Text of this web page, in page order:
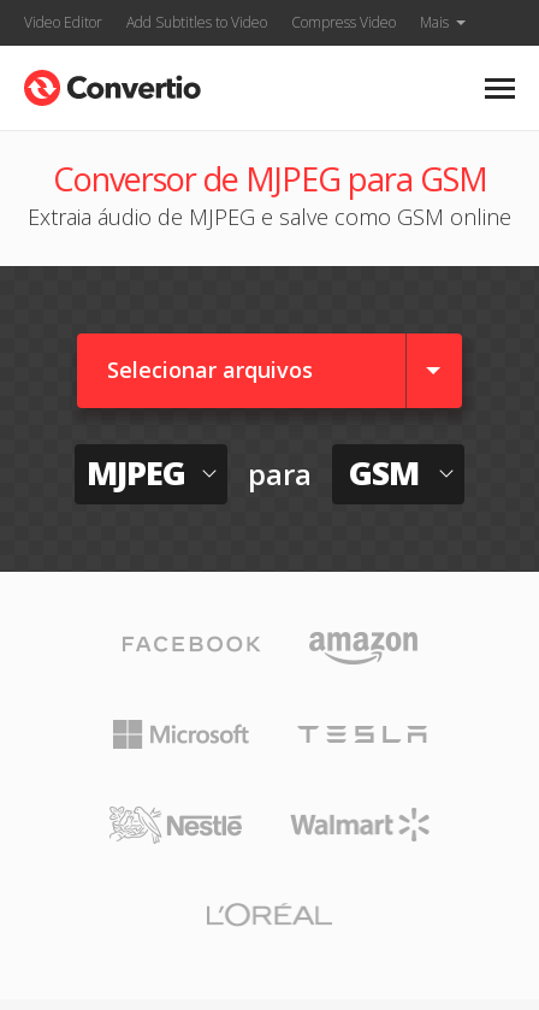
Video Editor Add Subtitles to Video Compress Video Mais
Conversor de MJPEG para GSM
Extraia áudio de MJPEG e salve como GSM online
Selecionar arquivos
MJPEG para GSM